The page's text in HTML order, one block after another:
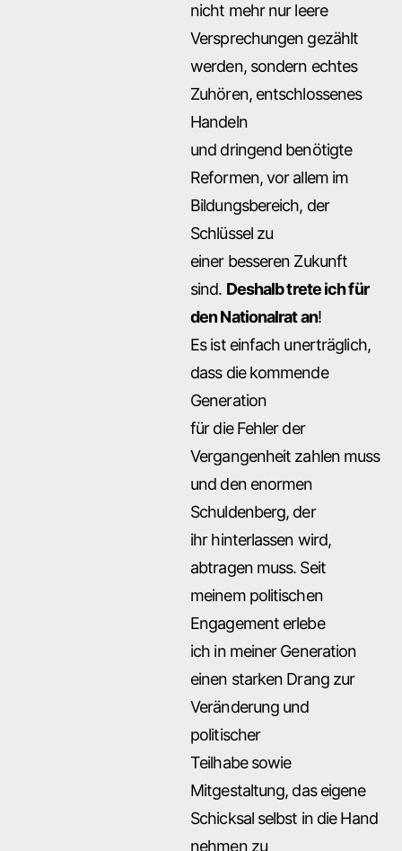
nicht mehr nur leere
Versprechungen gezählt
werden, sondern echtes
Zuhören, entschlossenes
Handeln
und dringend benötigte
Reformen, vor allem im
Bildungsbereich, der
Schlüssel zu
einer besseren Zukunft
sind. Deshalb trete ich für
den Nationalrat an!
Es ist einfach unerträglich,
dass die kommende
Generation
für die Fehler der
Vergangenheit zahlen muss
und den enormen
Schuldenberg, der
ihr hinterlassen wird,
abtragen muss. Seit
meinem politischen
Engagement erlebe
ich in meiner Generation
einen starken Drang zur
Veränderung und
politischer
Teilhabe sowie
Mitgestaltung, das eigene
Schicksal selbst in die Hand
nehmen zu